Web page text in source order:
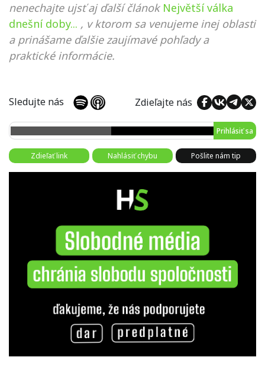
nenechajte ujsť aj ďalší článok Největší válka
dnešní doby... , v ktorom sa venujeme inej oblasti
a prinášame ďalšie zaujímavé pohľady a
praktické informácie.
Sledujte nás Zdieľajte nás
Prihlásiť sa
Zdieľať link Nahlásiť chybu Pošlite nám tip